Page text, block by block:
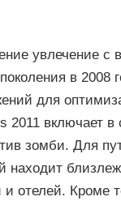
увлечение с
в 2008
для
2011 включает
зомби. Для
находит
отелей. Кроме